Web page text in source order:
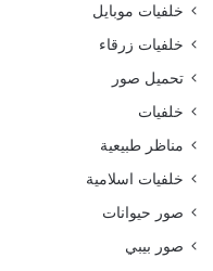
خلفيات موبايل
خلفيات زرقاء
تحميل صور
خلفيات
مناظر طبيعية
خلفيات اسلامية
صور حيوانات
صور بيبي